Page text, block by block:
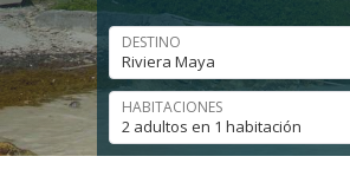
DESTINO
HABITACIONES